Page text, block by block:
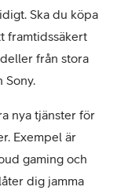
Ska du köpa
framtidssäkert
från stora
nya tjänster för
Exempel är
gaming och
dig jamma